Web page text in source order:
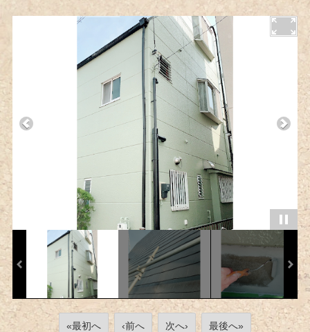
«最初へ ‹前へ 次へ› 最後へ»